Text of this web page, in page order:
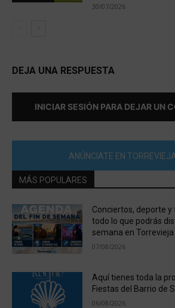
30/07/2026
DEJA UNA RESPUESTA
INICIAR SESIÓN PARA DEJAR UN
ANÚNCIATE EN
MÁS POPULARES
Conciertos, deporte
todo lo que podrás
semana en Torrevieja
07/08/2026
Aquí tienes toda la
Fiestas del Barrio de
06/08/2026